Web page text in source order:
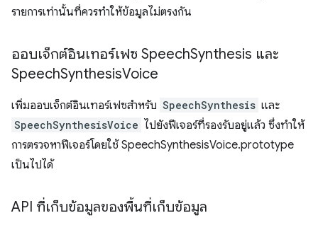
รายการเท่านั้นที่ควรทําให้ข้อมูลไม่ตรงกัน
ออบเจ็กต์อินเทอร์เฟซ SpeechSynthesis และ
SpeechSynthesisVoice
เพิ่มออบเจ็กต์อินเทอร์เฟซสำหรับ SpeechSynthesis และ
SpeechSynthesisVoice ไปยังฟีเจอร์ที่รองรับอยู่แล้ว ซึ่งทำให้
การตรวจหาฟีเจอร์โดยใช้ SpeechSynthesisVoice.prototype
เป็นไปได้
API ที่เก็บข้อมูลของพื้นที่เก็บข้อมูล